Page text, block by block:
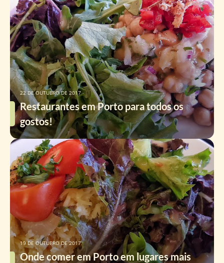
Restaurantes em Porto para todos os
gostos!
22 DE OUTUBRO DE 2017
Onde comer em Porto em lugares mais
19 DE OUTUBRO DE 2017